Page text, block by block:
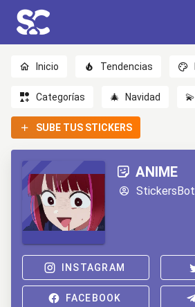
Inicio Tendencias
Categorías 🎄 Navidad 💫
SUBE TUS STICKERS
ANIME
StickersBot
INSTAGRAM
FACEBOOK